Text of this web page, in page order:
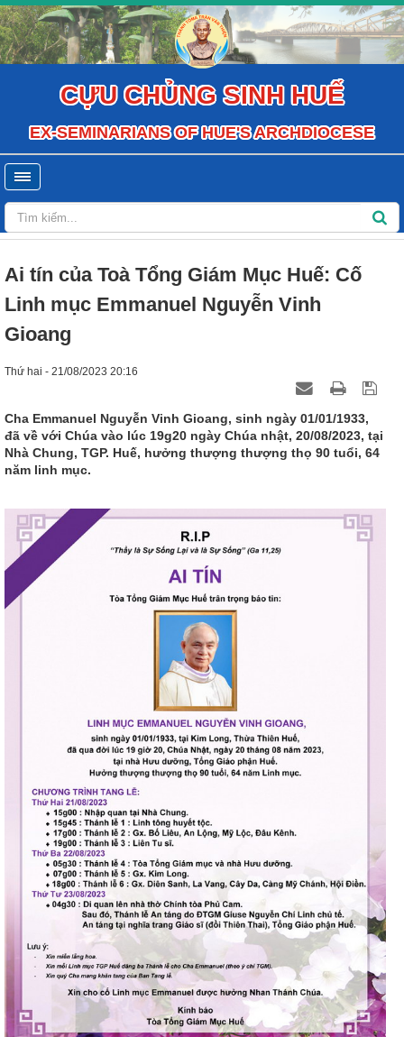
CỰU CHỦNG SINH HUẾ
EX-SEMINARIANS OF HUE'S ARCHDIOCESE
Ai tín của Toà Tổng Giám Mục Huế: Cố
Linh mục Emmanuel Nguyễn Vinh
Gioang
Thứ hai - 21/08/2023 20:16
Cha Emmanuel Nguyễn Vinh Gioang, sinh ngày 01/01/1933,
đã về với Chúa vào lúc 19g20 ngày Chúa nhật, 20/08/2023, tại
Nhà Chung, TGP. Huế, hưởng thượng thượng thọ 90 tuổi, 64
năm linh mục.